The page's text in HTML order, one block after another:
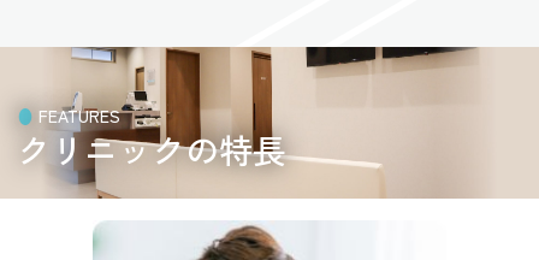
帯状疱疹ワクチンは2種類から選択できます。
生ワクチン「ビケン」は1回接種で、予防効果
は約50%、効果持続は約5年です。免疫が低下
している方には接種できません。
一方、組換えワクチン「シングリックス®」は
2か月以上の間隔をあけて2回接種する必要が
あり、予防効果は50歳以上で約97%、70歳以
上で約90%と非常に高く、効果は約10年持続
高用量インフルエンザワクチンとは｜瑞
浪市
2026.6.15
特定健診の結果の見方｜瑞浪市の内科解
FEATURES
クリニックの特長